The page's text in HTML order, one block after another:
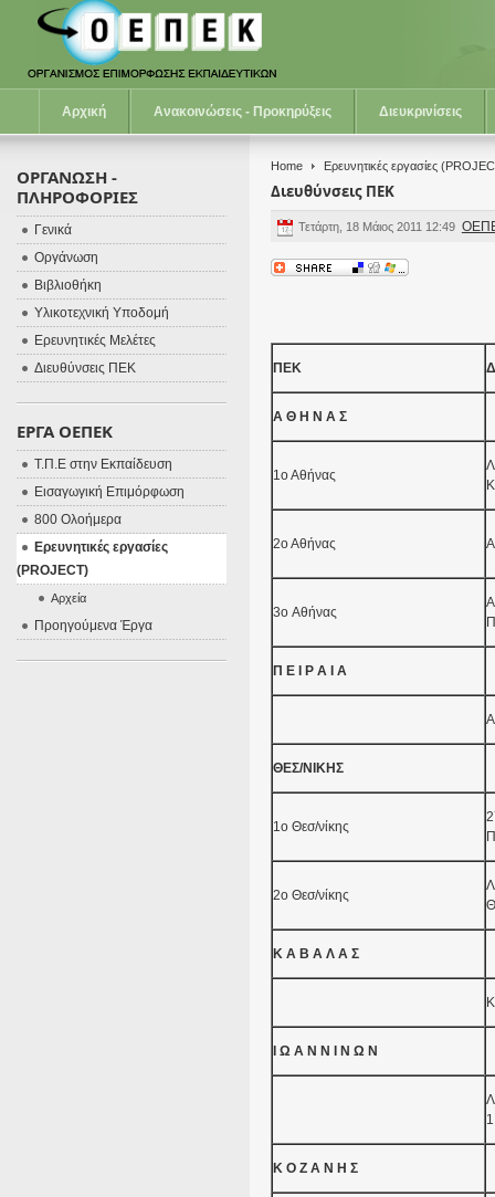
Αρχική Ανακοινώσεις - Προκηρύξεις Διευκρινίσεις
Home Ερευνητικές εργασίες
Διευθύνσεις ΠΕΚ
Τετάρτη, 18 Μάιος 2011 12:49
ΠΕΚ
Α Θ Η Ν Α Σ
1ο Αθήνας
2ο Αθήνας
3o Αθήνας
Π Ε Ι Ρ Α Ι Α
ΘΕΣ/ΝΙΚΗΣ
1ο Θεσ/νίκης
2ο Θεσ/νίκης
Κ Α Β Α Λ Α Σ
Ι Ω Α Ν Ν Ι Ν Ω Ν
Κ Ο Ζ Α Ν Η Σ
ΟΡΓΑΝΩΣΗ -
ΠΛΗΡΟΦΟΡΙΕΣ
Γενικά
Οργάνωση
Βιβλιοθήκη
Υλικοτεχνική Υποδομή
Ερευνητικές Μελέτες
Διευθύνσεις ΠΕΚ
ΕΡΓΑ ΟΕΠΕΚ
Τ.Π.Ε στην Εκπαίδευση
Εισαγωγική Επιμόρφωση
800 Ολοήμερα
Ερευνητικές εργασίες
(PROJECT)
Αρχεία
Προηγούμενα Έργα